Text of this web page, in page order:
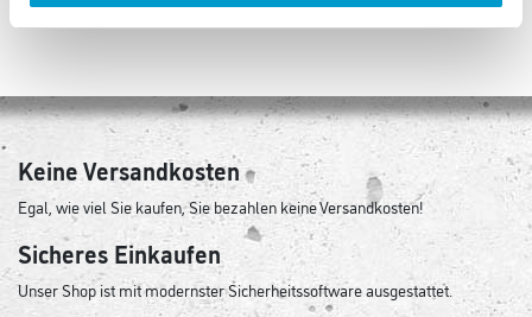
Keine Versandkosten
Egal, wie viel Sie kaufen, Sie bezahlen keine Versandkosten!
Sicheres Einkaufen
Unser Shop ist mit modernster Sicherheitssoftware ausgestattet.